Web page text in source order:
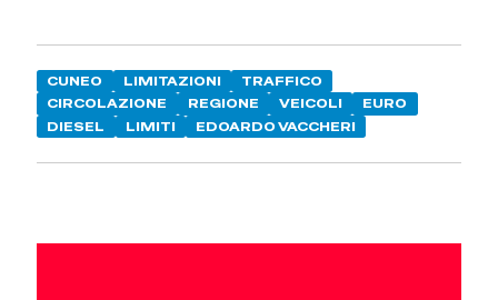
CUNEO LIMITAZIONI
TRAFFICO
CIRCOLAZIONE
REGIONE VEICOLI
EURO
DIESEL
LIMITI EDOARDO VACCHERI